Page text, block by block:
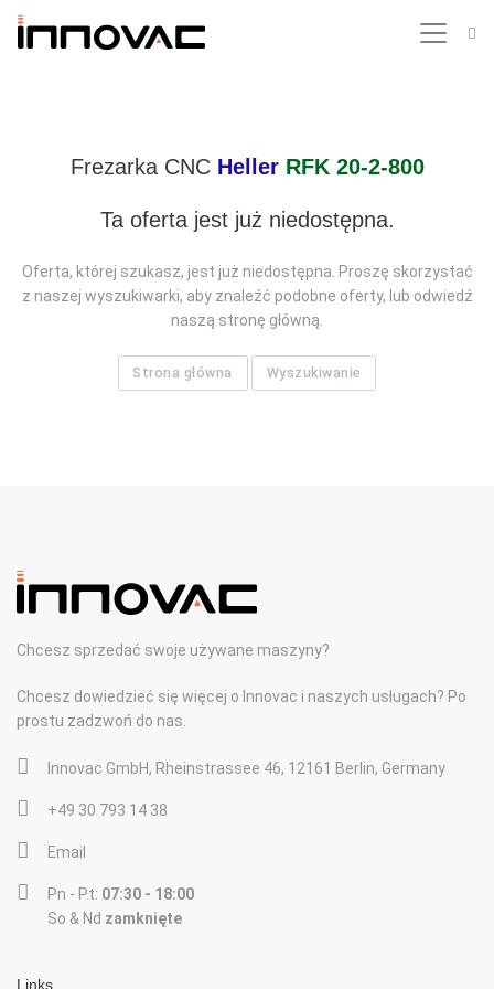
Frezarka CNC Heller RFK 20-2-800
Ta oferta jest już niedostępna.
Oferta, której szukasz, jest już niedostępna. Proszę skorzystać
z naszej wyszukiwarki, aby znaleźć podobne oferty, lub odwiedź
naszą stronę główną.
Strona główna Wyszukiwanie
Chcesz sprzedać swoje używane maszyny?
Chcesz dowiedzieć się więcej o Innovac i naszych usługach? Po
prostu zadzwoń do nas.
Innovac GmbH, Rheinstrassee 46, 12161 Berlin, Germany
+49 30 793 14 38
Email
Pn - Pt: 07:30 - 18:00
So & Nd zamknięte
Links